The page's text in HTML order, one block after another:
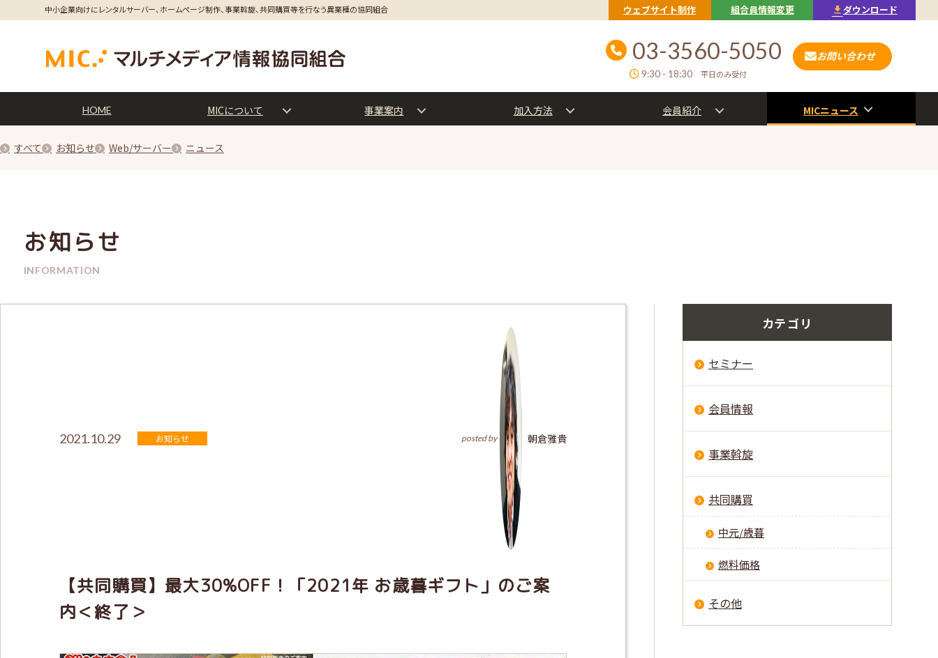
中小企業向けにレンタルサーバー、ホームページ制作、事業斡旋、共同購買等を行なう異業種の協同組合 ウェブサイト制作 組合員情報変更 ダウンロード
03-3560-5050
9:30 - 18:30 平日のみ受付
お問い合わせ
HOME MICについて 事業案内 加入方法 会員紹介 MICニュース
すべて お知らせ Web/サーバー ニュース
お知らせ
INFORMATION
2021.10.29 お知らせ posted by 朝倉雅貴
【共同購買】最大30%OFF！「2021年 お歳暮ギフト」のご案
内＜終了＞
カテゴリ
セミナー
会員情報
事業斡旋
共同購買
中元/歳暮
燃料価格
その他